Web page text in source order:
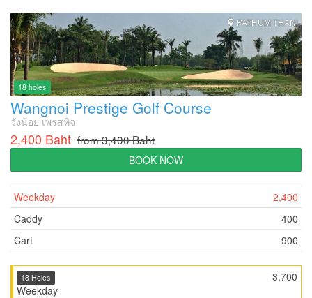
PATHUM THANI
18 holes
Wangnoi Prestige Golf Course
วังน้อย เพรสทิจ
2,400 Baht from 3,400 Baht
BOOK NOW
Weekday
2,400
Caddy
400
Cart
900
3,700
18 Holes
Weekday